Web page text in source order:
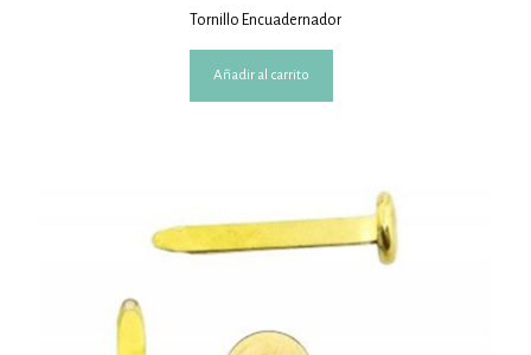
Tornillo Encuadernador
Añadir al carrito